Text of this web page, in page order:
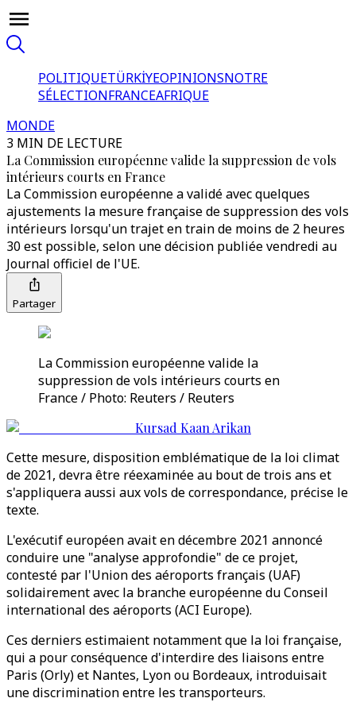
POLITIQUETÜRKİYEOPINIONSNOTRE
SÉLECTIONFRANCEAFRIQUE
MONDE
3 MIN DE LECTURE
La Commission européenne valide la suppression de vols
intérieurs courts en France
La Commission européenne a validé avec quelques
ajustements la mesure française de suppression des vols
intérieurs lorsqu'un trajet en train de moins de 2 heures
30 est possible, selon une décision publiée vendredi au
Journal officiel de l'UE.
Partager
La Commission européenne valide la
suppression de vols intérieurs courts en
France / Photo: Reuters / Reuters
Kursad Kaan Arikan
Cette mesure, disposition emblématique de la loi climat
de 2021, devra être réexaminée au bout de trois ans et
s'appliquera aussi aux vols de correspondance, précise le
texte.
L'exécutif européen avait en décembre 2021 annoncé
conduire une "analyse approfondie" de ce projet,
contesté par l'Union des aéroports français (UAF)
solidairement avec la branche européenne du Conseil
international des aéroports (ACI Europe).
Ces derniers estimaient notamment que la loi française,
qui a pour conséquence d'interdire des liaisons entre
Paris (Orly) et Nantes, Lyon ou Bordeaux, introduisait
une discrimination entre les transporteurs.